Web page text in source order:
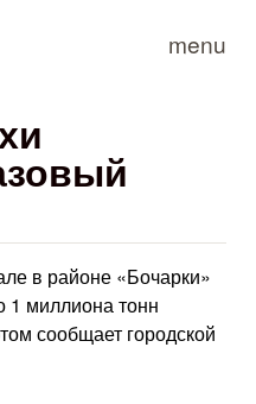
menu
в районе «Бочарки»
1 миллиона тонн
сообщает городской